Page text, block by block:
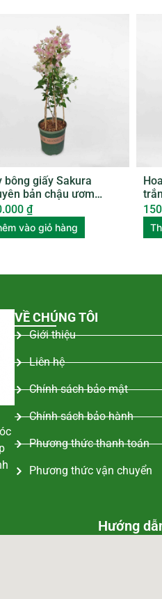
bông giấy Sakura
bản chậu ươm
₫
vào giỏ hàng
VỀ CHÚNG TÔI
Giới thiệu
Liên hệ
Chính sách bảo mật
Chính sách bảo hành
Phương thức thanh toán
Phương thức vận chuyển
Hướng